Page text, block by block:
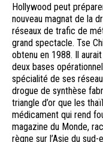
Hollywood peut
nouveau magnat de la
réseaux de trafic de
grand spectacle. Tse
obtenu en 1988. Il
deux bases
spécialité de ses
drogue de synthèse
triangle d’or que les
médicament qui rend
magazine du Monde,
règne sur l’Asie du